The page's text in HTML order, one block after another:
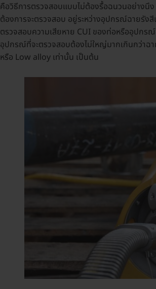
คือวิธีการตรวจสอบแบบไม่ต้องรื้อฉนวนอย่างนึ
ต้องการจะตรวจสอบ อยู่ระหว่างอุปกรณ์ฉายรั
ตรวจสอบความเสียหาย CUI ของท่อหรืออุปกร
อุปกรณ์ที่จะตรวจสอบต้องไม่ใหญ่มากเกินกว่าฉ
หรือ Low alloy เท่านั้น เป็นต้น